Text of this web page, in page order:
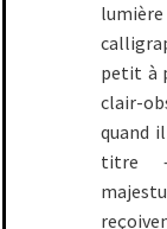
petit à
clair-
quand
titre